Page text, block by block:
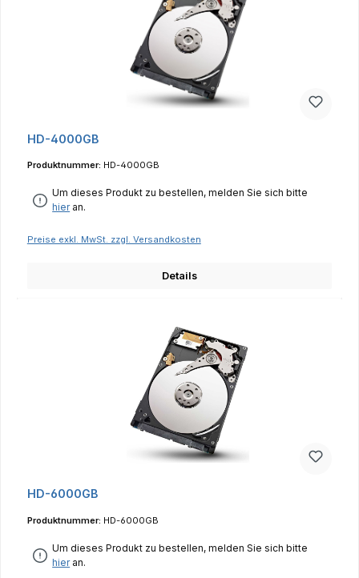
HD-4000GB
Produktnummer: HD-4000GB
Um dieses Produkt zu bestellen, melden Sie sich bitte
hieran.
Preise exkl. MwSt. zzgl. Versandkosten
Details
HD-6000GB
Produktnummer: HD-6000GB
Um dieses Produkt zu bestellen, melden Sie sich bitte
hieran.